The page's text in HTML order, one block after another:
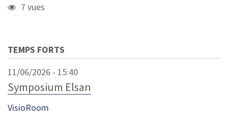
7 vues
TEMPS FORTS
11/06/2026 - 15:40
Symposium Elsan
VisioRoom